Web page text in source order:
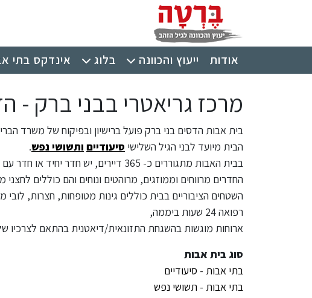
תפריט ראשי
אודות ייעוץ והכוונה בלוג אינדקס בתי
מרכז גריאטרי בבני ברק -
בית אבות הדסים בני ברק פועל ברישיון ובפיקוח של משרד
הבית מיועד לבני הגיל השלישי סיעודיים ותשושי נפש.
בבית האבות מתגוררים כ- 365 דיירים, יש חדר יחיד או חדר עם דייירים נוספים.
החדרים מרווחים וממוזגים, מרוהטים ונוחים והם כוללים לחצני
השטחים הציבוריים בבית כוללים גינות מטופחות, חצרות, לובי
רפואה 24 שעות ביממה,
ארוחות מוגשות בהשגחת התזונאית/דיאטנית בהתאם לצרכיו של
סוג בית אבות
בתי אבות - סיעודיים
בתי אבות - תשושי נפש